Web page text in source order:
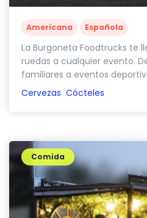
Americana Española
La Burgoneta Foodtrucks te
ruedas a cualquier evento.
familiares a eventos
Cervezas Cócteles
Comida